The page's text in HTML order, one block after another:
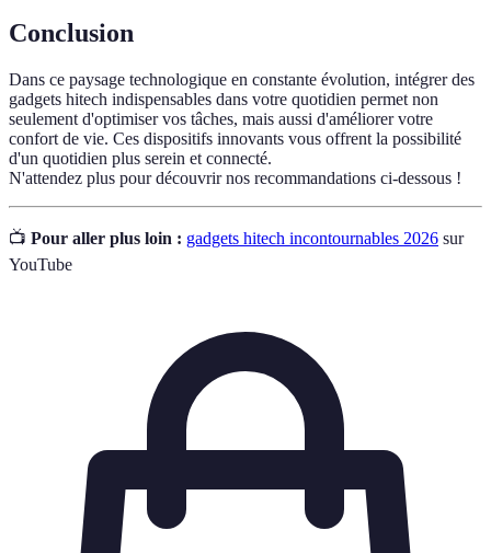
Conclusion
Dans ce paysage technologique en constante évolution, intégrer des
gadgets hitech indispensables dans votre quotidien permet non
seulement d'optimiser vos tâches, mais aussi d'améliorer votre
confort de vie. Ces dispositifs innovants vous offrent la possibilité
d'un quotidien plus serein et connecté.
N'attendez plus pour découvrir nos recommandations ci-dessous !
📺 Pour aller plus loin : gadgets hitech incontournables 2026 sur
YouTube